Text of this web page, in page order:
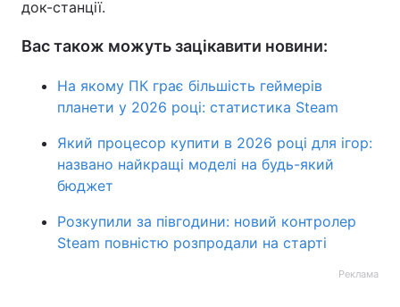
док-станції.
Вас також можуть зацікавити новини:
На якому ПК грає більшість геймерів
планети у 2026 році: статистика Steam
Який процесор купити в 2026 році для ігор:
названо найкращі моделі на будь-який
бюджет
Розкупили за півгодини: новий контролер
Steam повністю розпродали на старті
Реклама